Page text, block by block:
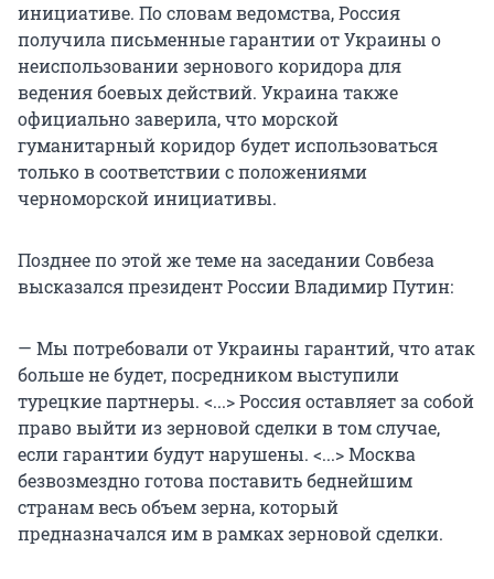
инициативе. По словам ведомства, Россия
получила письменные гарантии от Украины о
неиспользовании зернового коридора для
ведения боевых действий. Украина также
официально заверила, что морской
гуманитарный коридор будет использоваться
только в соответствии с положениями
черноморской инициативы.
Позднее по этой же теме на заседании Совбеза
высказался президент России Владимир Путин:
— Мы потребовали от Украины гарантий, что атак
больше не будет, посредником выступили
турецкие партнеры. <...> Россия оставляет за собой
право выйти из зерновой сделки в том случае,
если гарантии будут нарушены. <...> Москва
безвозмездно готова поставить беднейшим
странам весь объем зерна, который
предназначался им в рамках зерновой сделки.